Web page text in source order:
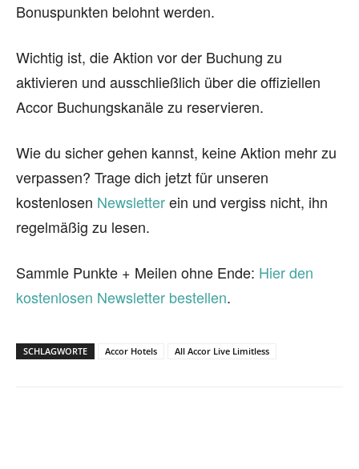
Bonuspunkten belohnt werden.
Wichtig ist, die Aktion vor der Buchung zu
aktivieren und ausschließlich über die offiziellen
Accor Buchungskanäle zu reservieren.
Wie du sicher gehen kannst, keine Aktion mehr zu
verpassen? Trage dich jetzt für unseren
kostenlosen Newsletterein und vergiss nicht, ihn
regelmäßig zu lesen.
Sammle Punkte + Meilen ohne Ende: Hier den
kostenlosen Newsletter bestellen.
SCHLAGWORTE Accor Hotels All Accor Live Limitless